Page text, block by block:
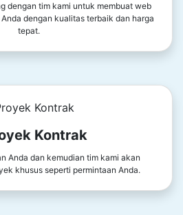
dengan tim kami untuk membuat web
dengan kualitas terbaik dan harga
tepat.
Kontrak
Anda dan kemudian tim kami akan
khusus seperti permintaan Anda.